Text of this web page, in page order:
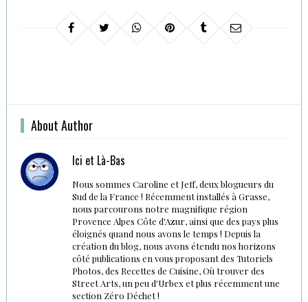
About Author
Ici et Là-Bas
Nous sommes Caroline et Jeff, deux blogueurs du
Sud de la France ! Récemment installés à Grasse,
nous parcourons notre magnifique région
Provence Alpes Côte d'Azur, ainsi que des pays plus
éloignés quand nous avons le temps ! Depuis la
création du blog, nous avons étendu nos horizons
côté publications en vous proposant des Tutoriels
Photos, des Recettes de Cuisine, Où trouver des
Street Arts, un peu d'Urbex et plus récemment une
section Zéro Déchet !